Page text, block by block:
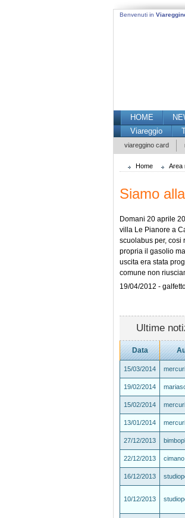
Benvenuti in
HOME
Viareggio
viareggino card
Home Area
Siamo
Domani 20 aprile
villa Le Pianore a
scuolabus per, cosi
propria il gasolio
uscita era stata
comune non
19/04/2012 -
Ultime
Data
15/03/2014
19/02/2014
15/02/2014
13/01/2014
27/12/2013
22/12/2013 cimano
16/12/2013
10/12/2013